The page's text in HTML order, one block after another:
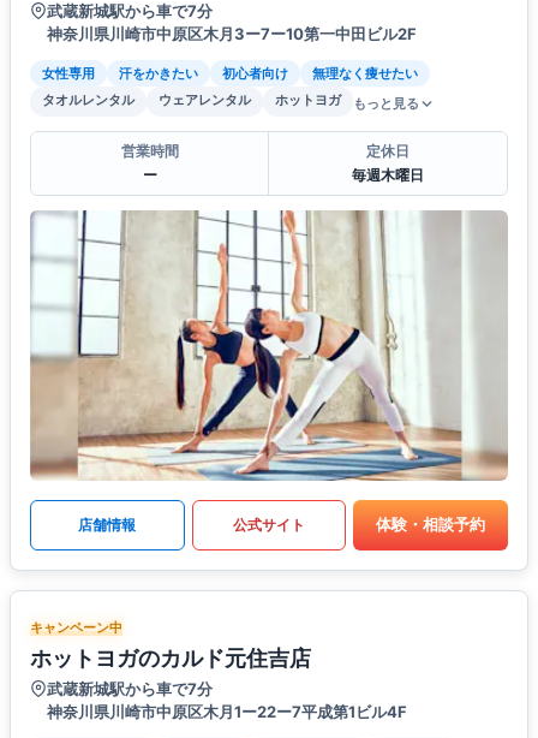
武蔵新城駅から車で7分
神奈川県川崎市中原区木月3ー7ー10第一中田ビル2F
女性専用 汗をかきたい 初心者向け
無理なく痩せたい
タオルレンタル
ウェアレンタル ホットヨガ もっと見る
営業時間
ー
定休日
毎週木曜日
店舗情報 公式サイト 体験・相談予約
キャンペーン中
ホットヨガのカルド元住吉店
武蔵新城駅から車で7分
神奈川県川崎市中原区木月1ー22ー7平成第1ビル4F